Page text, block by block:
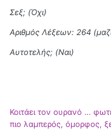
Σεξ; (Όχι)
Αριθμός Λέξεων: 264
Αυτοτελής; (Ναι)
Κοιτάει τον ουρανό …
πιο λαμπερός, όμορφος,